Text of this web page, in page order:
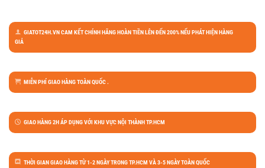
GIATOT24H.VN CAM KẾT CHÍNH HÃNG HOÀN TIỀN LÊN ĐẾN 200% NẾU PHÁT HIỆN HÀNG
GIẢ
MIỄN PHÍ GIAO HÀNG TOÀN QUỐC .
GIAO HÀNG 2H ÁP DỤNG VỚI KHU VỰC NỘI THÀNH TP.HCM
THỜI GIAN GIAO HÀNG TỪ 1-2 NGÀY TRONG TP.HCM VÀ 3-5 NGÀY TOÀN QUỐC